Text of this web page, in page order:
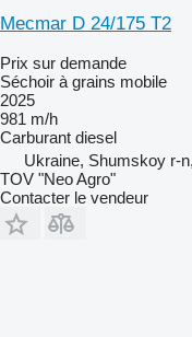
Mecmar D 24/175 T2
Prix sur demande
Séchoir à grains mobile
2025
981 m/h
Carburant diesel
Ukraine, Shumskoy r-
TOV "Neo Agro"
Contacter le vendeur